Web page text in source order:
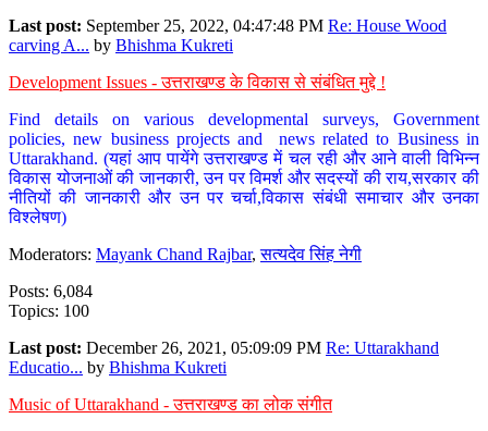
Last post: September 25, 2022, 04:47:48 PM Re: House Wood
carving A... by Bhishma Kukreti
Development Issues - उत्तराखण्ड के विकास से संबंधित मुद्दे !
Find details on various developmental surveys, Government
policies, new business projects and news related to Business in
Uttarakhand. (यहां आप पायेंगे उत्तराखण्ड में चल रही और आने वाली विभिन्न
विकास योजनाओं की जानकारी, उन पर विमर्श और सदस्यों की राय,सरकार की
नीतियों की जानकारी और उन पर चर्चा,विकास संबंधी समाचार और उनका
विश्लेषण)
Moderators: Mayank Chand Rajbar,सत्यदेव सिंह नेगी
Posts: 6,084
Topics: 100
Last post: December 26, 2021, 05:09:09 PM Re: Uttarakhand
Educatio... by Bhishma Kukreti
Music of Uttarakhand - उत्तराखण्ड का लोक संगीत